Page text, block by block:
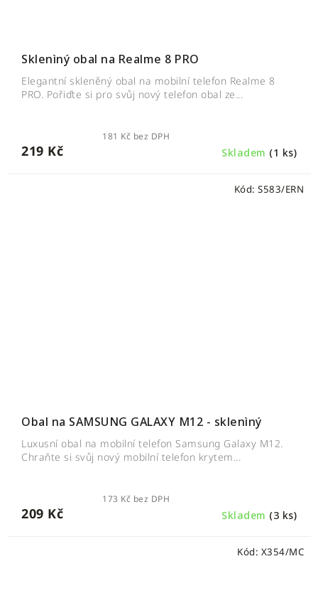
Sklenìný obal na Realme 8 PRO
Skladem (1 ks)
181 Kč bez DPH
219 Kč
Elegantní skleněný obal na mobilní telefon Realme 8
PRO. Pořiďte si pro svůj nový telefon obal ze...
Obal na SAMSUNG GALAXY M12 - sklenìný
Skladem (3 ks)
173 Kč bez DPH
209 Kč
Luxusní obal na mobilní telefon Samsung Galaxy M12.
Chraňte si svůj nový mobilní telefon krytem...
Kód: S583/ERN
Kód: X354/MC